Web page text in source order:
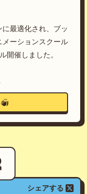
最適化され、ブッ
ーションスクール
開催しました。
シェアする